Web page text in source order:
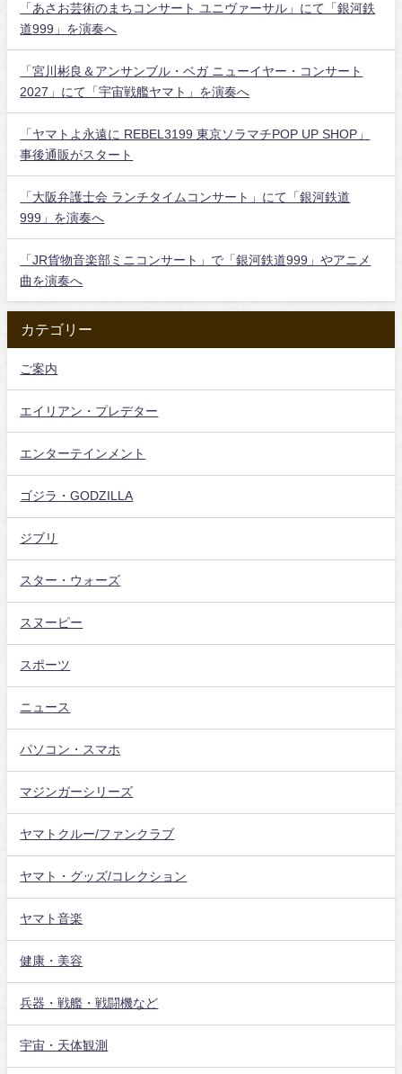
「あさお芸術のまちコンサート ユニヴァーサル」にて「銀河鉄
道999」を演奏へ
「宮川彬良＆アンサンブル・ベガ ニューイヤー・コンサート
2027」にて「宇宙戦艦ヤマト」を演奏へ
「ヤマトよ永遠に REBEL3199 東京ソラマチPOP UP SHOP」
事後通販がスタート
「大阪弁護士会 ランチタイムコンサート」にて「銀河鉄道
999」を演奏へ
「JR貨物音楽部ミニコンサート」で「銀河鉄道999」やアニメ
曲を演奏へ
カテゴリー
ご案内
エイリアン・プレデター
エンターテインメント
ゴジラ・GODZILLA
ジブリ
スター・ウォーズ
スヌーピー
スポーツ
ニュース
パソコン・スマホ
マジンガーシリーズ
ヤマトクルー/ファンクラブ
ヤマト・グッズ/コレクション
ヤマト音楽
健康・美容
兵器・戦艦・戦闘機など
宇宙・天体観測